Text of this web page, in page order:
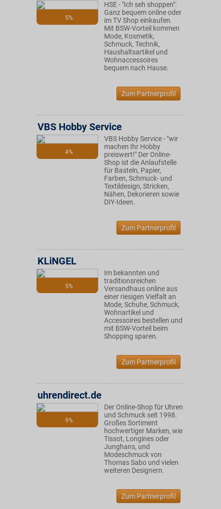
5%
HSE - "Ich seh shoppen":
Ganz bequem online oder
im TV Shop einkaufen.
Mit BSW-Vorteil kommen
Mode, Kosmetik,
Schmuck, Technik,
Haushaltsartikel und
Wohnaccessoires
bequem nach Hause.
Zum Partnerprofil
4%
VBS Hobby Service
VBS Hobby Service - "wir
machen Ihr Hobby
preiswert!" Der Online-
Shop ist die Anlaufstelle
für Basteln, Papier,
Farben, Schmuck- und
Textildesign, Stricken,
Nähen, Dekorieren sowie
DIY-Ideen.
Zum Partnerprofil
5%
KLiNGEL
Im bekannten und
traditionsreichen
Versandhaus online aus
einer riesigen Vielfalt an
Mode, Schuhe, Schmuck,
Wohnartikel und
Accessoires bestellen und
mit BSW-Vorteil beim
Shopping sparen.
Zum Partnerprofil
9%
uhrendirect.de
Der Online-Shop für Uhren
und Schmuck seit 1998.
Großes Sortiment
hochwertiger Marken, wie
Tissot, Longines oder
Junghans, und
Modeschmuck von
Thomas Sabo und vielen
weiteren Designern.
Zum Partnerprofil